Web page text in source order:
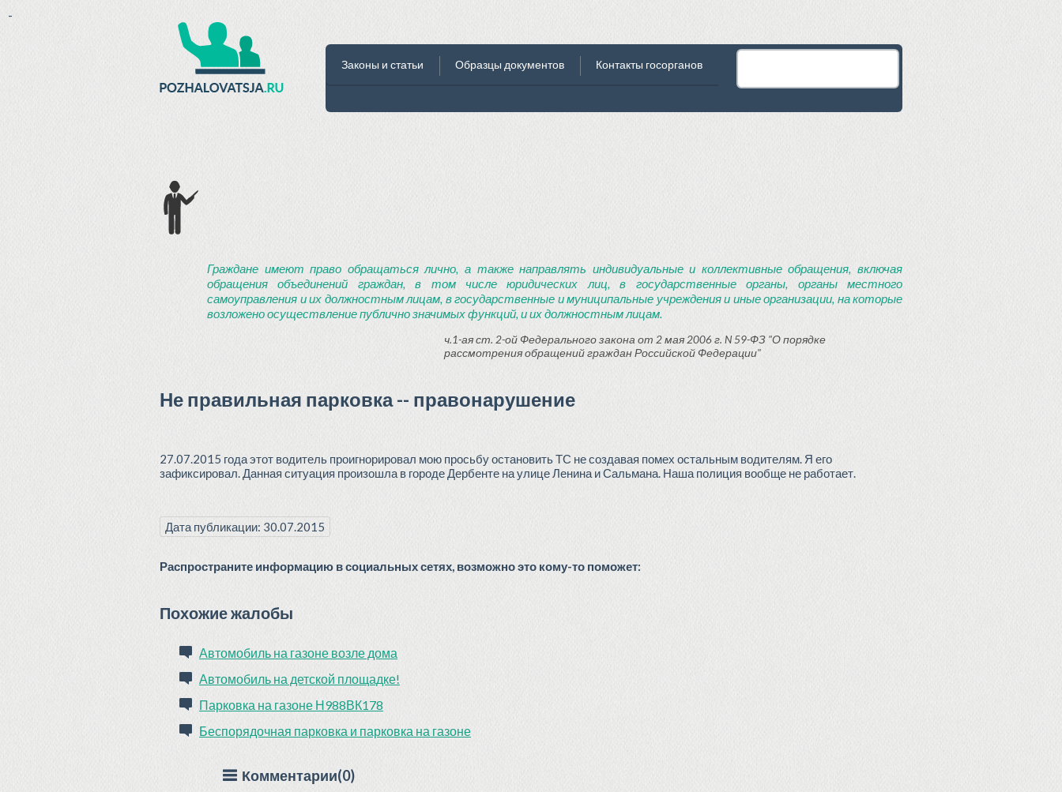
Законы и статьи Образцы документов Контакты госорганов
Граждане имеют право обращаться лично, а также направлять индивидуальные и коллективные обращения, включая
обращения объединений граждан, в том числе юридических лиц, в государственные органы, органы местного
самоуправления и их должностным лицам, в государственные и муниципальные учреждения и иные организации, на которые
возложено осуществление публично значимых функций, и их должностным лицам.
ч.1-ая ст. 2-ой Федерального закона от 2 мая 2006 г. N 59-ФЗ "О порядке
рассмотрения обращений граждан Российской Федерации"
Не правильная парковка -- правонарушение
27.07.2015 года этот водитель проигнорировал мою просьбу остановить ТС не создавая помех остальным водителям. Я его
зафиксировал. Данная ситуация произошла в городе Дербенте на улице Ленина и Сальмана. Наша полиция вообще не работает.
Дата публикации: 30.07.2015
Распространите информацию в социальных сетях, возможно это кому-то поможет:
Похожие жалобы
Автомобиль на газоне возле дома
Автомобиль на детской площадке!
Парковка на газоне Н988ВК178
Беспорядочная парковка и парковка на газоне
Комментарии(0)
-